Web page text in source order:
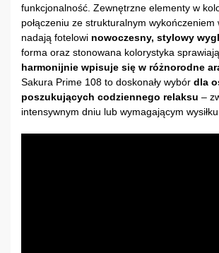
funkcjonalność. Zewnętrzne elementy w
połączeniu ze strukturalnym wykończeniem
nadają fotelowi nowoczesny, stylowy
forma oraz stonowana kolorystyka
harmonijnie wpisuje się w różnorodne
Sakura Prime 108 to doskonały wybór dla
poszukujących codziennego relaksu –
intensywnym dniu lub wymagającym